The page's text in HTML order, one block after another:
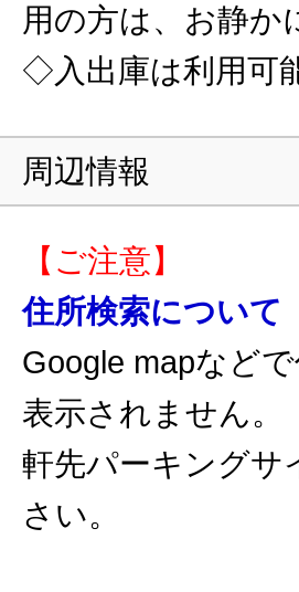
用の方は、お静か
◇入出庫は利用可
周辺情報
【ご注意】
住所検索について
Google mapなど
表示されません。
軒先パーキングサ
さい。